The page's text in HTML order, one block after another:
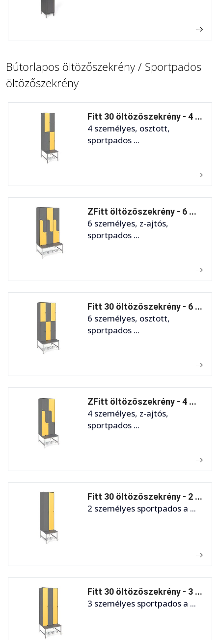
Bútorlapos öltözőszekrény / Sportpados
öltözőszekrény
Fitt 30 öltözőszekrény - 4 ...
4 személyes, osztott,
sportpados ...
ZFitt öltözőszekrény - 6 ...
6 személyes, z-ajtós,
sportpados ...
Fitt 30 öltözőszekrény - 6 ...
6 személyes, osztott,
sportpados ...
ZFitt öltözőszekrény - 4 ...
4 személyes, z-ajtós,
sportpados ...
Fitt 30 öltözőszekrény - 2 ...
2 személyes sportpados a ...
Fitt 30 öltözőszekrény - 3 ...
3 személyes sportpados a ...